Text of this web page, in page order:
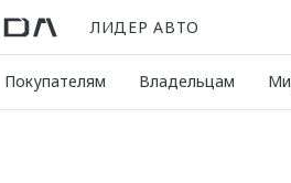
ЛИДЕР АВТО
Покупателям Владельцам